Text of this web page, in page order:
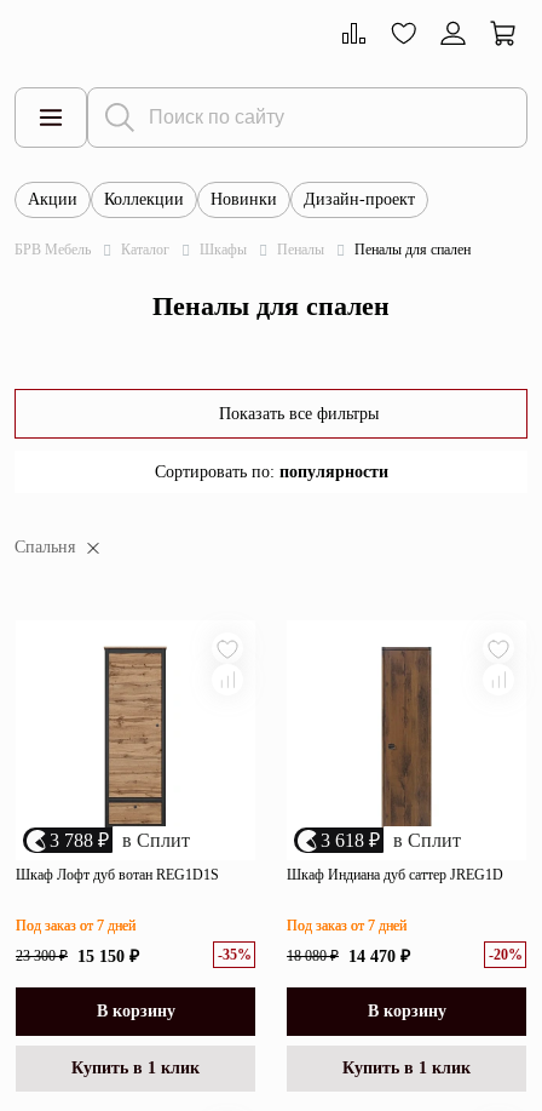
Все товары
Тумбы
Матрасы
Прихожие
Освещение
Декор
Наши салоны
Покупателям
Дизайнерам и архитекторам
Акции Коллекции Новинки Дизайн-проект
БРВ Мебель Каталог Шкафы Пеналы Пеналы для спален
Пеналы для спален
Показать все фильтры
Сортировать по: популярности
Спальня
3 788 ₽ в Сплит
Шкаф Лофт дуб вотан REG1D1S
23 300 ₽ 15 150 ₽ -35%
Под заказ от 7 дней
В корзину
Купить в 1 клик
3 618 ₽ в Сплит
Шкаф Индиана дуб саттер JREG1D
18 080 ₽ 14 470 ₽ -20%
Под заказ от 7 дней
В корзину
Купить в 1 клик